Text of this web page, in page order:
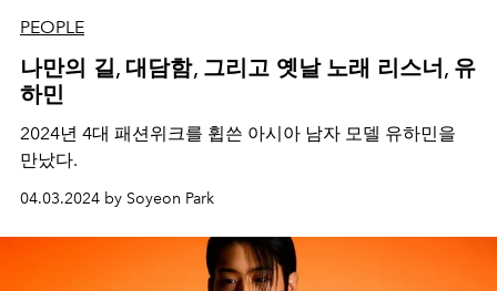
PEOPLE
나만의 길, 대담함, 그리고 옛날 노래 리스너, 유
하민
2024년 4대 패션위크를 휩쓴 아시아 남자 모델 유하민을
만났다.
04.03.2024 by Soyeon Park